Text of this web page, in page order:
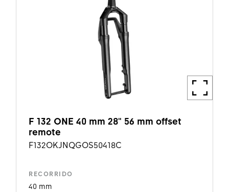
F 132 ONE 40 mm 28" 56 mm offset
remote
F132OKJNQGOS50418C
RECORRIDO
40 mm